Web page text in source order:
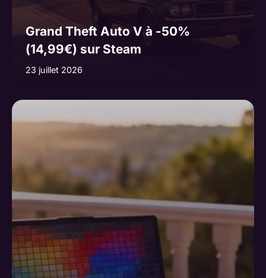
Grand Theft Auto V à -50%
(14,99€) sur Steam
23 juillet 2026